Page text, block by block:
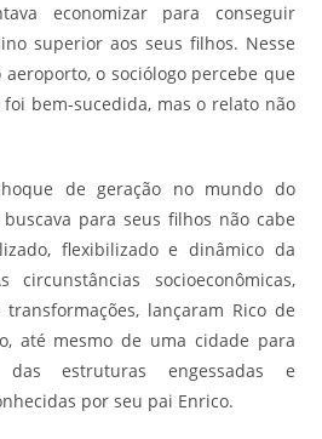
economizar para conseguir
superior aos seus filhos. Nesse
o sociólogo percebe que
bem-sucedida, mas o relato não
de geração no mundo do
para seus filhos não cabe
flexibilizado e dinâmico da
circunstâncias socioeconômicas,
lançaram Rico de
até mesmo de uma cidade para
estruturas engessadas e
por seu pai Enrico.